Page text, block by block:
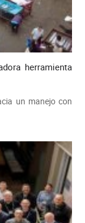
herramienta
un manejo con